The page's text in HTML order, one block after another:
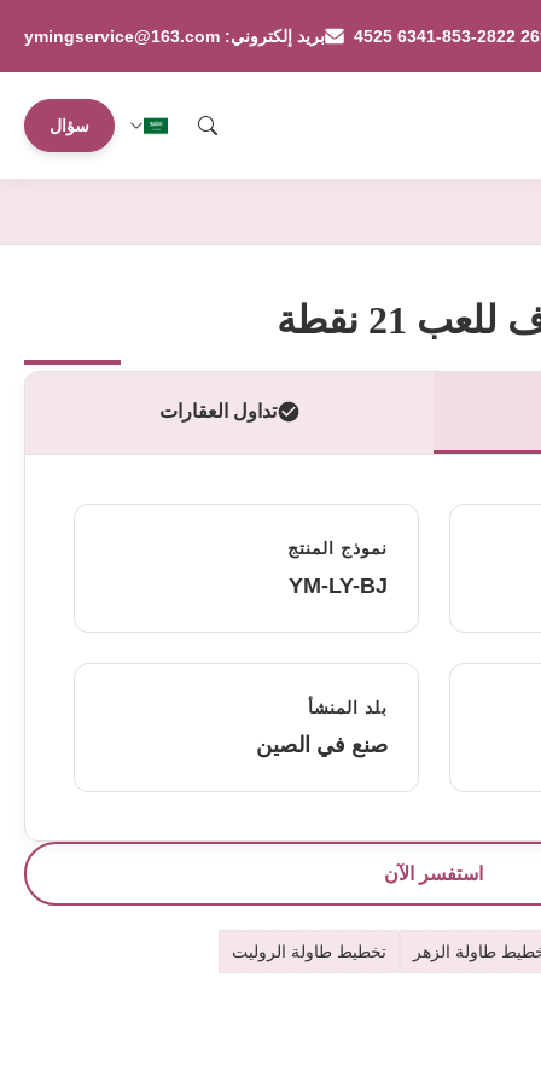
بريد إلكتروني: ymingservice@163.com
سؤال
21 نقطة
تداول العقارات
نموذج المنتج
YM-LY-BJ
بلد المنشأ
صنع في الصين
استفسر الآن
طاولة الزهر تخطيط طاولة الروليت